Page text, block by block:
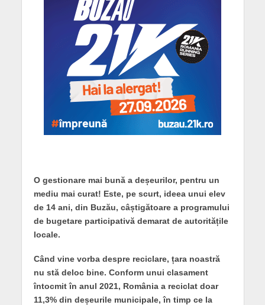
O gestionare mai bună a deșeurilor, pentru un
mediu mai curat! Este, pe scurt, ideea unui elev
de 14 ani, din Buzău, câștigătoare a programului
de bugetare participativă demarat de autoritățile
locale.
Când vine vorba despre reciclare, țara noastră
nu stă deloc bine. Conform unui clasament
întocmit în anul 2021, România a reciclat doar
11,3% din deșeurile municipale, în timp ce la